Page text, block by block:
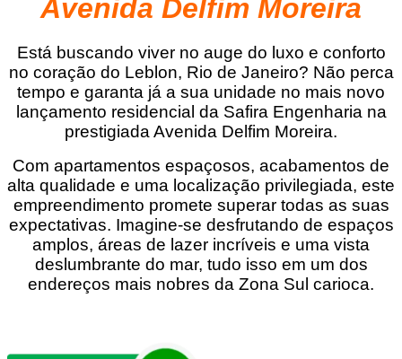
Avenida Delfim Moreira
Está buscando viver no auge do luxo e conforto
no coração do Leblon, Rio de Janeiro? Não perca
tempo e garanta já a sua unidade no mais novo
lançamento residencial da Safira Engenharia na
prestigiada Avenida Delfim Moreira.
Com apartamentos espaçosos, acabamentos de
alta qualidade e uma localização privilegiada, este
empreendimento promete superar todas as suas
expectativas. Imagine-se desfrutando de espaços
amplos, áreas de lazer incríveis e uma vista
deslumbrante do mar, tudo isso em um dos
endereços mais nobres da Zona Sul carioca.